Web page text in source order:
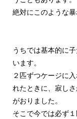
絶対にこのような
うちでは基本的に
います。
２匹ずつケージに
れたときに、寂し
がおりました。
そこで今では必ず